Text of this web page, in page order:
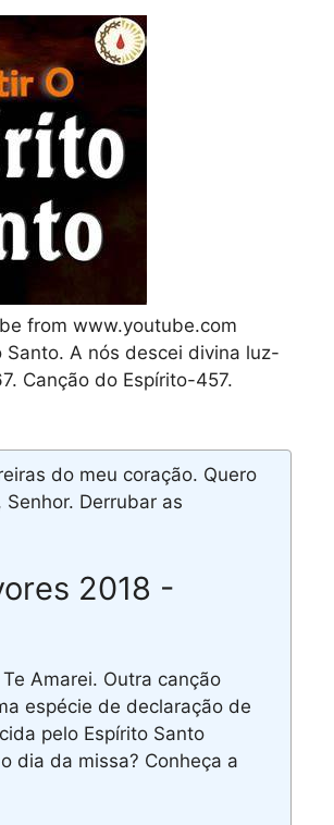
from www.youtube.com
Santo. A nós descei divina luz-
Canção do Espírito-457.
do meu coração. Quero
Derrubar as
2018 -
Amarei. Outra canção
espécie de declaração de
pelo Espírito Santo
dia da missa? Conheça a